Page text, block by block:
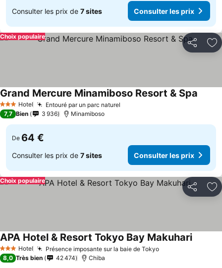
Consulter les prix de 7 sites Consulter les prix
Partager
Choix populaire
3 ÉtoilesHotel Entouré par un parc naturel
Grand Mercure Minamiboso Resort & Spa
7,7 Bien 3 936 Minamiboso
De 64 €
Consulter les prix de 7 sites Consulter les prix
Partager
Choix populaire
3 ÉtoilesHotel Présence imposante sur la baie de TokyoConsulter les
APA Hotel & Resort Tokyo Bay Makuhari
8,0 Très bien 42 474 Chiba